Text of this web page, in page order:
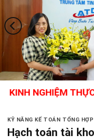
THỰC
KỸ NĂNG KẾ TOÁN TỔNG HỢP
Hạch toán tài